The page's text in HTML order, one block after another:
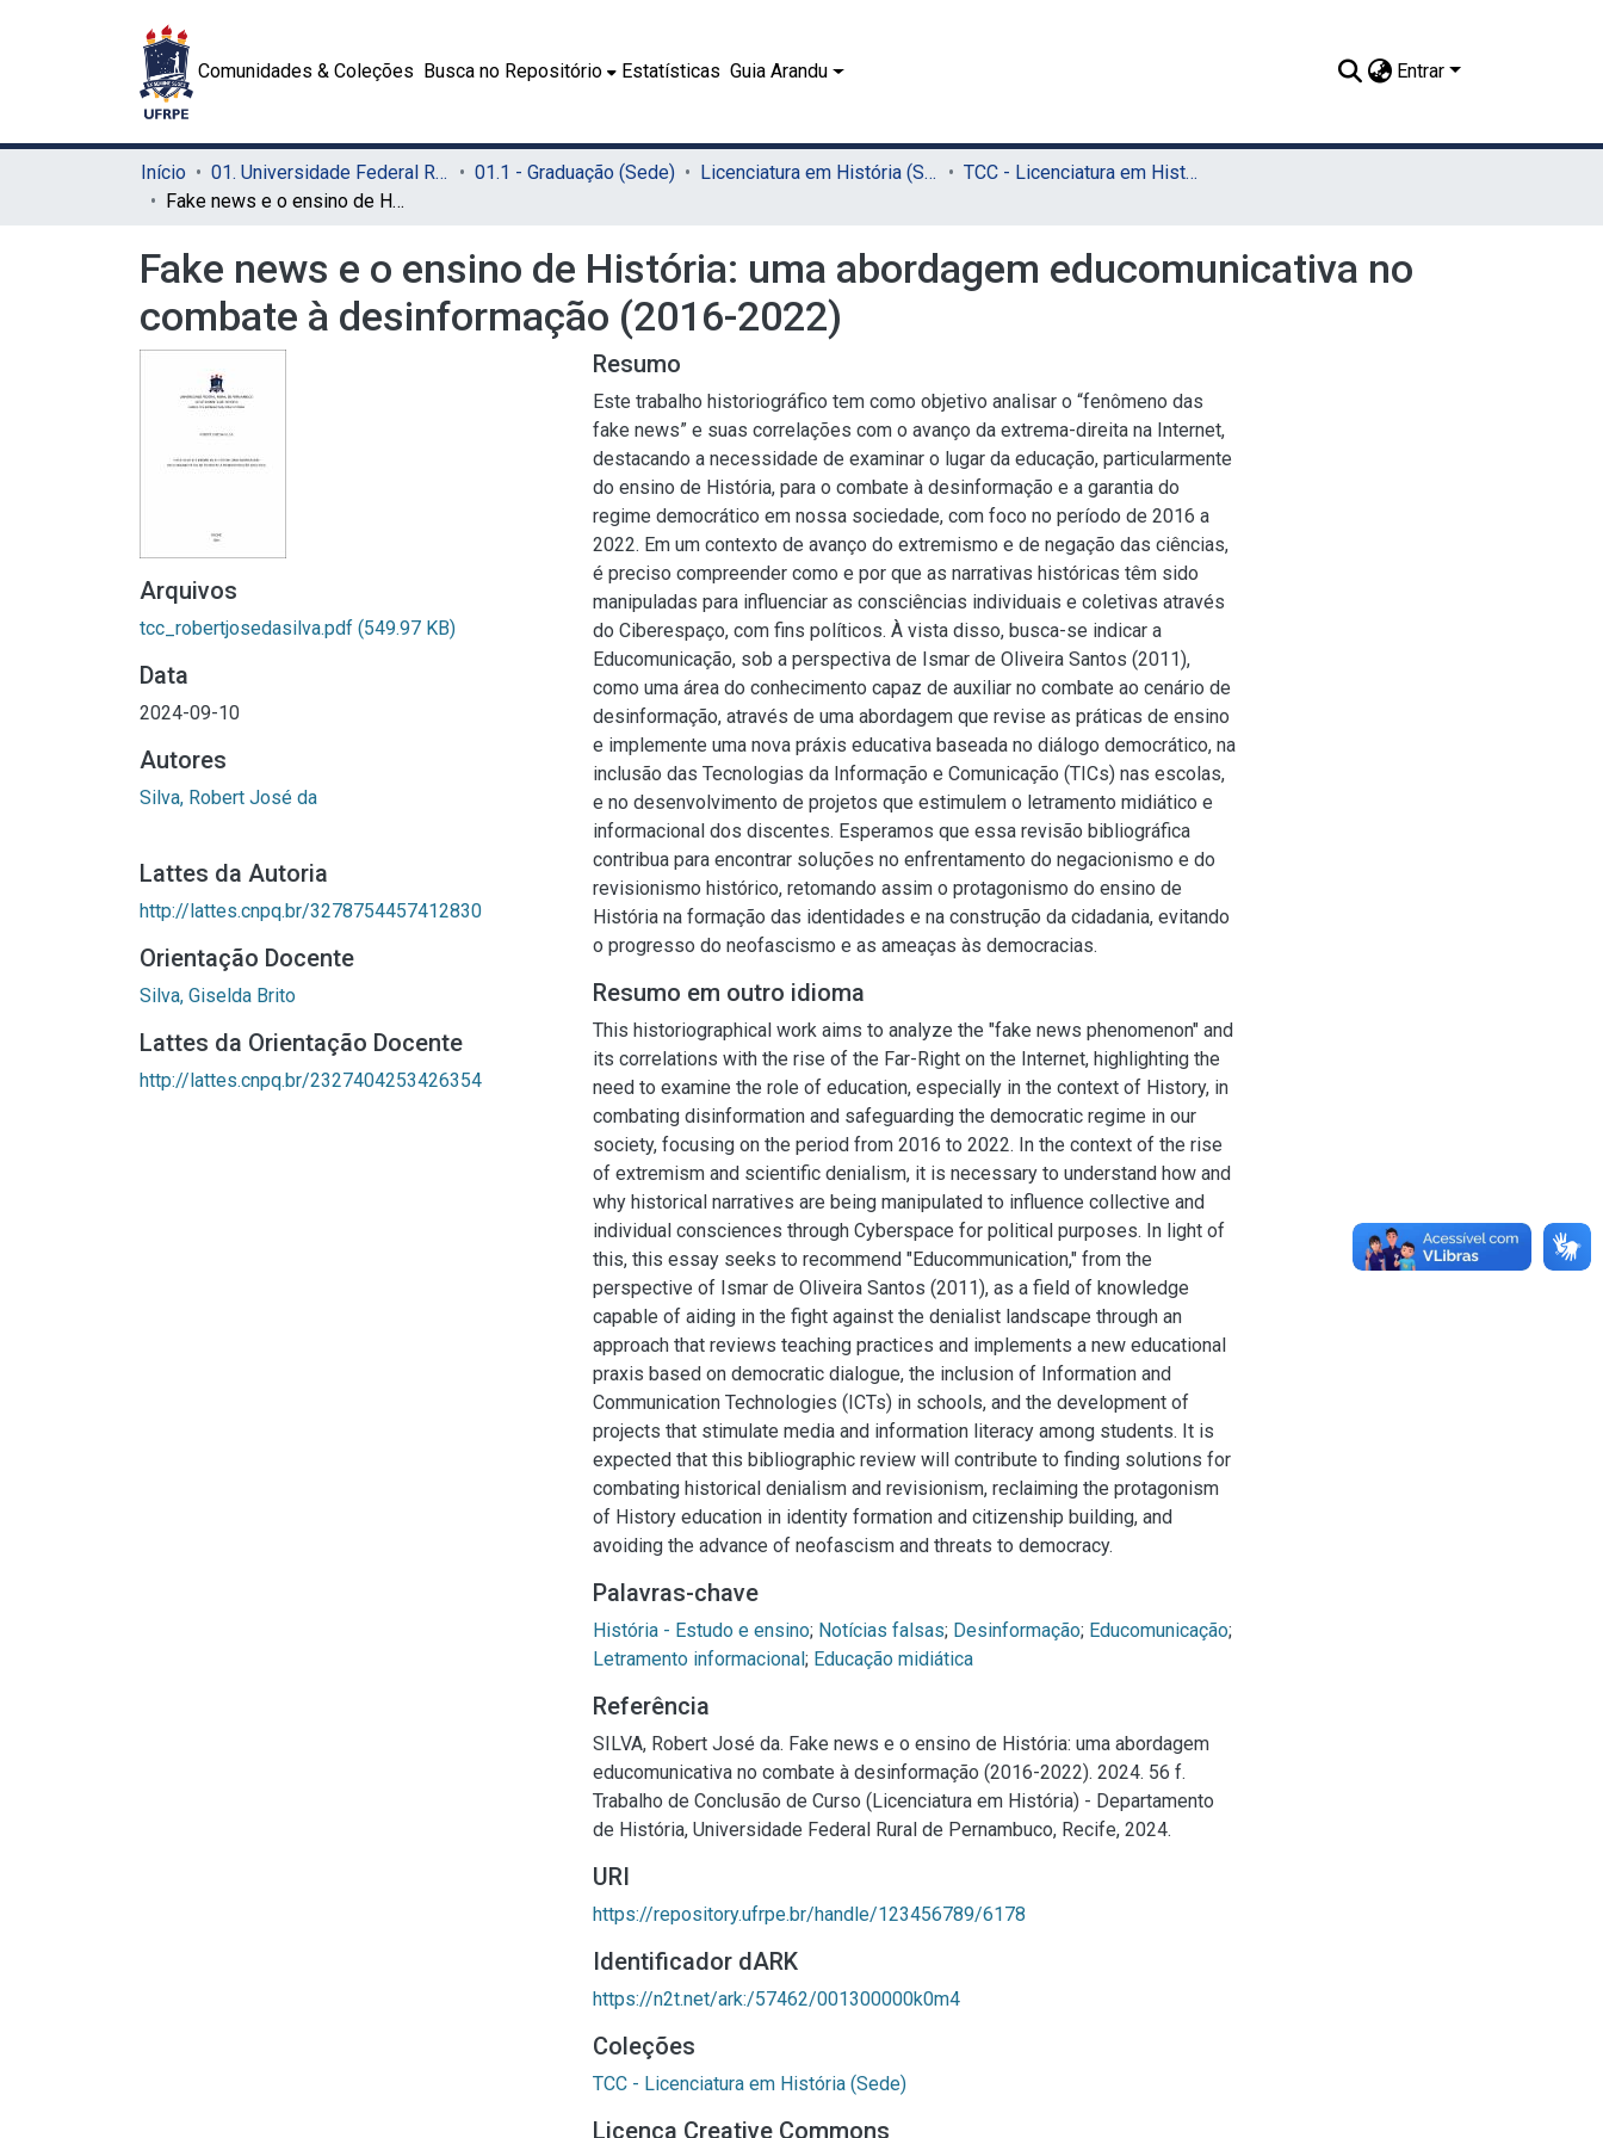
Comunidades & Coleções Busca no Repositório Estatísticas Guia Arandu Entrar
Início 01. Universidade Federal Rural de Pernambuco - UFRPE (Sede) 01.1 - Graduação (Sede) Licenciatura em História (Sede)
TCC - Licenciatura em História (Sede)
Fake news e o ensino de História: uma abordagem educomunicativa no combate à desinformação (2016-2022)
Fake news e o ensino de História: uma abordagem educomunicativa no
combate à desinformação (2016-2022)
Arquivos
tcc_robertjosedasilva.pdf (549.97 KB)
Data
2024-09-10
Autores
Silva, Robert José da
Lattes da Autoria
http://lattes.cnpq.br/3278754457412830
Orientação Docente
Silva, Giselda Brito
Lattes da Orientação Docente
http://lattes.cnpq.br/2327404253426354
Resumo
Este trabalho historiográfico tem como objetivo analisar o “fenômeno das
fake news” e suas correlações com o avanço da extrema-direita na Internet,
destacando a necessidade de examinar o lugar da educação, particularmente
do ensino de História, para o combate à desinformação e a garantia do
regime democrático em nossa sociedade, com foco no período de 2016 a
2022. Em um contexto de avanço do extremismo e de negação das ciências,
é preciso compreender como e por que as narrativas históricas têm sido
manipuladas para influenciar as consciências individuais e coletivas através
do Ciberespaço, com fins políticos. À vista disso, busca-se indicar a
Educomunicação, sob a perspectiva de Ismar de Oliveira Santos (2011),
como uma área do conhecimento capaz de auxiliar no combate ao cenário de
desinformação, através de uma abordagem que revise as práticas de ensino
e implemente uma nova práxis educativa baseada no diálogo democrático, na
inclusão das Tecnologias da Informação e Comunicação (TICs) nas escolas,
e no desenvolvimento de projetos que estimulem o letramento midiático e
informacional dos discentes. Esperamos que essa revisão bibliográfica
contribua para encontrar soluções no enfrentamento do negacionismo e do
revisionismo histórico, retomando assim o protagonismo do ensino de
História na formação das identidades e na construção da cidadania, evitando
o progresso do neofascismo e as ameaças às democracias.
Resumo em outro idioma
This historiographical work aims to analyze the "fake news phenomenon" and
its correlations with the rise of the Far-Right on the Internet, highlighting the
need to examine the role of education, especially in the context of History, in
combating disinformation and safeguarding the democratic regime in our
society, focusing on the period from 2016 to 2022. In the context of the rise
of extremism and scientific denialism, it is necessary to understand how and
why historical narratives are being manipulated to influence collective and
individual consciences through Cyberspace for political purposes. In light of
this, this essay seeks to recommend "Educommunication," from the
perspective of Ismar de Oliveira Santos (2011), as a field of knowledge
capable of aiding in the fight against the denialist landscape through an
approach that reviews teaching practices and implements a new educational
praxis based on democratic dialogue, the inclusion of Information and
Communication Technologies (ICTs) in schools, and the development of
projects that stimulate media and information literacy among students. It is
expected that this bibliographic review will contribute to finding solutions for
combating historical denialism and revisionism, reclaiming the protagonism
of History education in identity formation and citizenship building, and
avoiding the advance of neofascism and threats to democracy.
Palavras-chave
História - Estudo e ensino; Notícias falsas; Desinformação; Educomunicação;
Letramento informacional; Educação midiática
Referência
SILVA, Robert José da. Fake news e o ensino de História: uma abordagem
educomunicativa no combate à desinformação (2016-2022). 2024. 56 f.
Trabalho de Conclusão de Curso (Licenciatura em História) - Departamento
de História, Universidade Federal Rural de Pernambuco, Recife, 2024.
URI
https://repository.ufrpe.br/handle/123456789/6178
Identificador dARK
https://n2t.net/ark:/57462/001300000k0m4
Coleções
TCC - Licenciatura em História (Sede)
Licença Creative Commons